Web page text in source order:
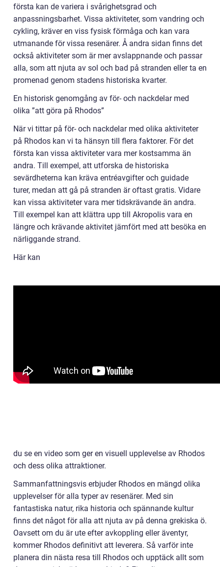
första kan de variera i svårighetsgrad och
anpassningsbarhet. Vissa aktiviteter, som vandring och
cykling, kräver en viss fysisk förmåga och kan vara
utmanande för vissa resenärer. Å andra sidan finns det
också aktiviteter som är mer avslappnande och passar
alla, som att njuta av sol och bad på stranden eller ta en
promenad genom stadens historiska kvarter.
En historisk genomgång av för- och nackdelar med
olika ”att göra på Rhodos”
När vi tittar på för- och nackdelar med olika aktiviteter
på Rhodos kan vi ta hänsyn till flera faktorer. För det
första kan vissa aktiviteter vara mer kostsamma än
andra. Till exempel, att utforska de historiska
sevärdheterna kan kräva entréavgifter och guidade
turer, medan att gå på stranden är oftast gratis. Vidare
kan vissa aktiviteter vara mer tidskrävande än andra.
Till exempel kan att klättra upp till Akropolis vara en
längre och krävande aktivitet jämfört med att besöka en
närliggande strand.
Här kan
du se en video som ger en visuell upplevelse av Rhodos
och dess olika attraktioner.
Sammanfattningsvis erbjuder Rhodos en mängd olika
upplevelser för alla typer av resenärer. Med sin
fantastiska natur, rika historia och spännande kultur
finns det något för alla att njuta av på denna grekiska ö.
Oavsett om du är ute efter avkoppling eller äventyr,
kommer Rhodos definitivt att leverera. Så varför inte
planera din nästa resa till Rhodos och upptäck allt som